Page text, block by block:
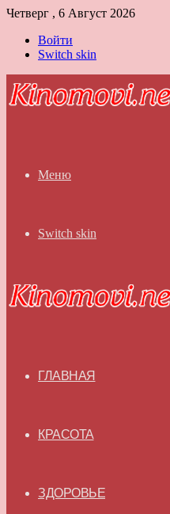
Четверг , 6 Август 2026
Войти
Switch skin
Меню
Switch skin
ГЛАВНАЯ
КРАСОТА
ЗДОРОВЬЕ